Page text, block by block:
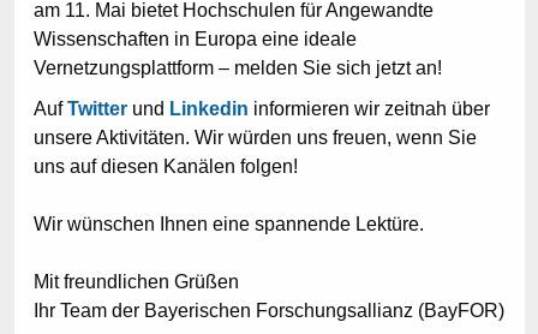
am 11. Mai bietet Hochschulen für Angewandte
Wissenschaften in Europa eine ideale
Vernetzungsplattform – melden Sie sich jetzt an!
AufTwitterund Linkedin informieren wir zeitnah über
unsere Aktivitäten. Wir würden uns freuen, wenn Sie
uns auf diesen Kanälen folgen!
Wir wünschen Ihnen eine spannende Lektüre.
Mit freundlichen Grüßen
Ihr Team der Bayerischen Forschungsallianz (BayFOR)